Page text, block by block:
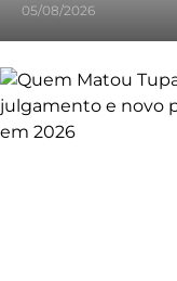
05/08/2026